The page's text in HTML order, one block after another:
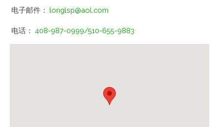
电子邮件： longlsp@aol.com
电话： 408-987-0999/510-655-9883